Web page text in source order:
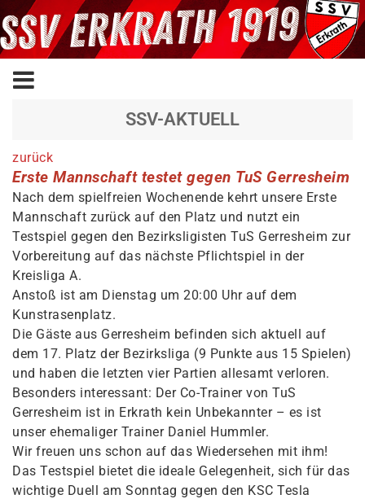
SSV-AKTUELL
zurück
Erste Mannschaft testet gegen TuS Gerresheim
Nach dem spielfreien Wochenende kehrt unsere Erste
Mannschaft zurück auf den Platz und nutzt ein
Testspiel gegen den Bezirksligisten TuS Gerresheim zur
Vorbereitung auf das nächste Pflichtspiel in der
Kreisliga A.
Anstoß ist am Dienstag um 20:00 Uhr auf dem
Kunstrasenplatz.
Die Gäste aus Gerresheim befinden sich aktuell auf
dem 17. Platz der Bezirksliga (9 Punkte aus 15 Spielen)
und haben die letzten vier Partien allesamt verloren.
Besonders interessant: Der Co-Trainer von TuS
Gerresheim ist in Erkrath kein Unbekannter – es ist
unser ehemaliger Trainer Daniel Hummler.
Wir freuen uns schon auf das Wiedersehen mit ihm!
Das Testspiel bietet die ideale Gelegenheit, sich für das
wichtige Duell am Sonntag gegen den KSC Tesla